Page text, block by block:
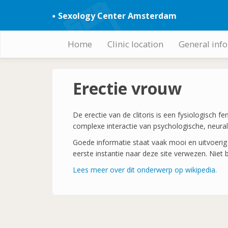
Sexology Center Amsterdam
Hoofdnavigatie
Home Clinic location General
Erectie vrouw
De erectie van de clitoris is een fysiologisch
complexe interactie van psychologische,
Goede informatie staat vaak mooi en
eerste instantie naar deze site verwezen.
Lees meer over dit onderwerp op wikipedia.